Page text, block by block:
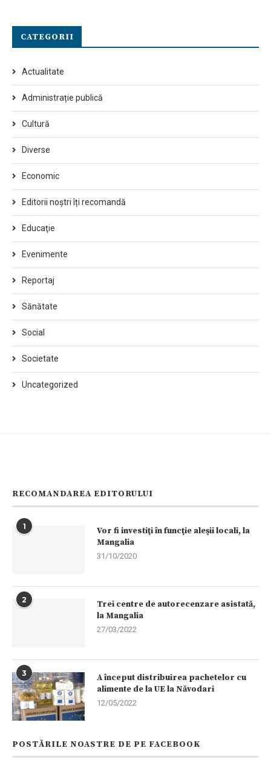
CATEGORII
Actualitate
Administrație publică
Cultură
Diverse
Economic
Editorii noștri îți recomandă
Educaţie
Evenimente
Reportaj
Sănătate
Social
Societate
Uncategorized
RECOMANDAREA EDITORULUI
1
Vor fi investiţi în funcţie aleşii locali, la
Mangalia
31/10/2020
2
Trei centre de autorecenzare asistată,
la Mangalia
27/03/2022
3
A început distribuirea pachetelor cu
alimente de la UE la Năvodari
12/05/2022
POSTĂRILE NOASTRE DE PE FACEBOOK